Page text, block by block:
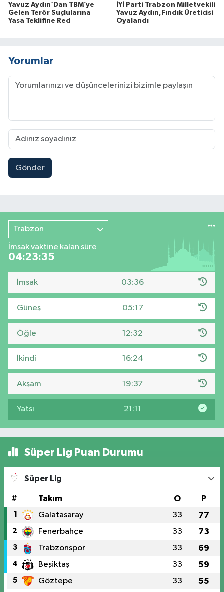
Yavuz Aydın‘Dan TBM’ye
Gelen Terör Suçlularına
Yasa Teklifine Red
İYİ Parti Trabzon Milletvekili
Yavuz Aydın,Fındık Üreticisi
Oyalandı
Yorumlar
Gönder
Trabzon
İmsak vaktine kalan süre
04:23:35
İmsak 03:36
Güneş 05:17
Öğle 12:32
İkindi 16:24
Akşam 19:37
Yatsı 21:11
Süper Lig Puan Durumu
Süper Lig
# Takım O P
1 Galatasaray 33 77
2 Fenerbahçe 33 73
3 Trabzonspor 33 69
4 Beşiktaş 33 59
5 Göztepe 33 55